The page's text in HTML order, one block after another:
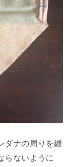
ダナの周りを縫
らないように